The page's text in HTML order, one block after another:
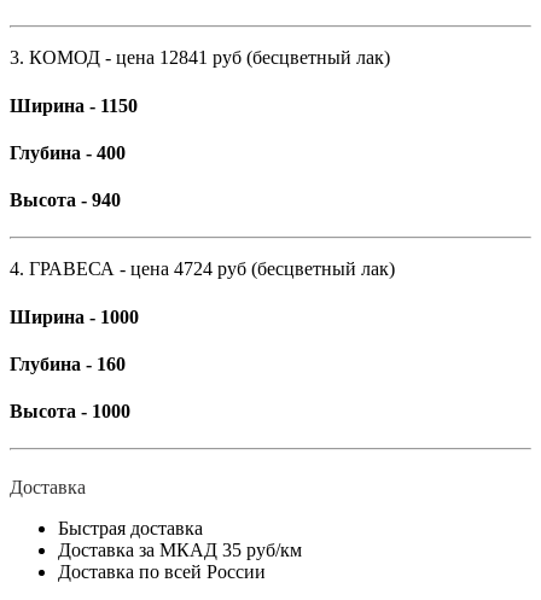
3. КОМОД - цена 12841 руб (бесцветный лак)
Ширина - 1150
Глубина - 400
Высота - 940
4. ГРАВЕСА - цена 4724 руб (бесцветный лак)
Ширина - 1000
Глубина - 160
Высота - 1000
Доставка
Быстрая доставка
Доставка за МКАД 35 руб/км
Доставка по всей России